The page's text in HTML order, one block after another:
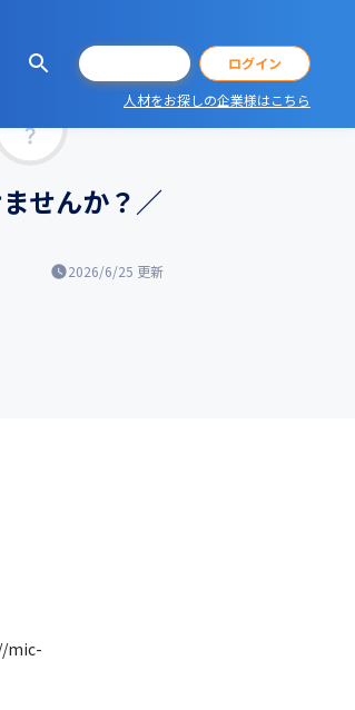
ログイン
人材をお探しの企業様はこちら
せんか？／
2026/6/25 更新
mic-